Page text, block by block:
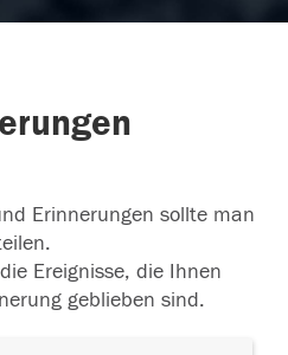
Erinnerungen sollte man
Ereignisse, die Ihnen
geblieben sind.